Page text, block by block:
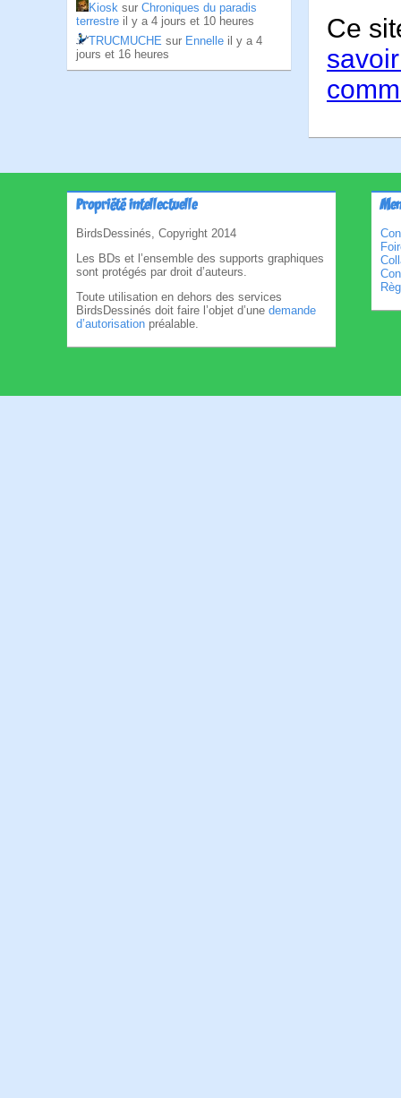
Kiosk sur Chroniques du paradis
terrestre il y a 4 jours et 10 heures
TRUCMUCHE sur Ennelle il y a 4
jours et 16 heures
Ce
Propriété intellectuelle
BirdsDessinés, Copyright 2014
Les BDs et l’ensemble des supports graphiques
sont protégés par droit d’auteurs.
Toute utilisation en dehors des services
BirdsDessinés doit faire l’objet d’une demande
d’autorisation préalable.